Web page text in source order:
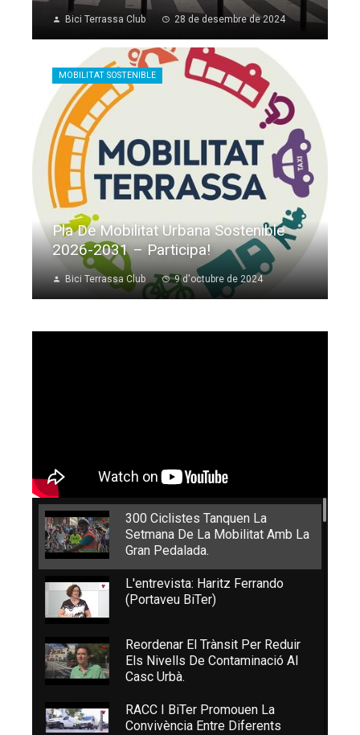
Bici Terrassa Club 28 de desembre de 2024
MOBILITAT SOSTENIBLE
Pla De Mobilitat Urbana Sostenible
2026-2031 – Participa!
Bici Terrassa Club 9 d'octubre de 2024
300 Ciclistes Tanquen La
Setmana De La Mobilitat Amb La
Gran Pedalada.
L'entrevista: Haritz Ferrando
(portaveu BiTer)
Reordenar El Trànsit Per Reduir
Els Nivells De Contaminació Al
Casc Urbà.
RACC I BiTer Promouen La
Convivència Entre Diferents